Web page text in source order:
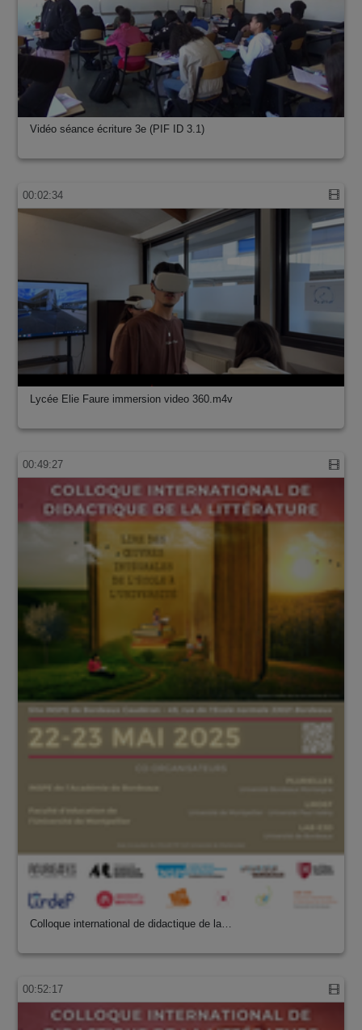
Vidéo séance écriture 3e (PIF ID 3.1)
00:02:34
Lycée Elie Faure immersion video 360.m4v
00:49:27
Colloque international de didactique de la…
00:52:17